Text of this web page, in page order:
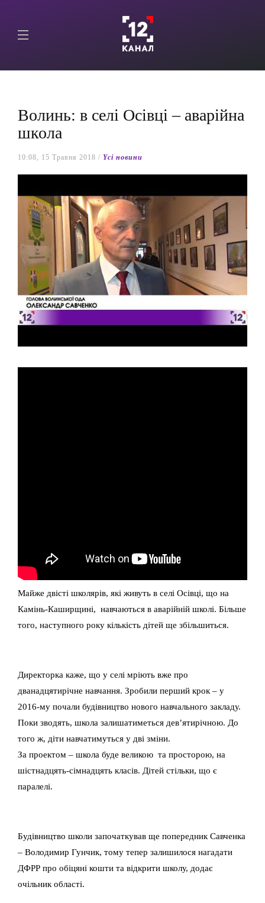
Волинь: в селі Осівці – аварійна
школа
10:08, 15 Травня 2018 / Yсі новини
Майже двісті школярів, які живуть в селі Осівці, що на
Камінь-Каширщині, навчаються в аварійній школі. Більше
того, наступного року кількість дітей ще збільшиться.
Директорка каже, що у селі мріють вже про
дванадцятирічне навчання. Зробили перший крок – у
2016-му почали будівництво нового навчального закладу.
Поки зводять, школа залишатиметься дев’ятирічною. До
того ж, діти навчатимуться у дві зміни.
За проектом – школа буде великою та просторою, на
шістнадцять-сімнадцять класів. Дітей стільки, що є
паралелі.
Будівництво школи започаткував ще попередник Савченка
– Володимир Гунчик, тому тепер залишилося нагадати
ДФРР про обіцяні кошти та відкрити школу, додає
очільник області.